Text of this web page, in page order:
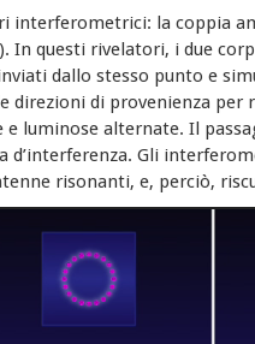
interferometrici: la coppia
In questi rivelatori, i due
dallo stesso punto e
direzioni di provenienza
e luminose alternate. Il
d’interferenza. Gli
risonanti, e, perciò,